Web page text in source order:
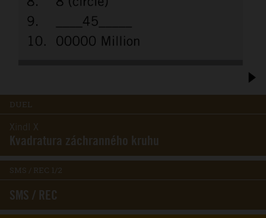
DUEL
Xindl X
Kvadratura záchranného kruhu
SMS / REC 1/2
SMS / REC